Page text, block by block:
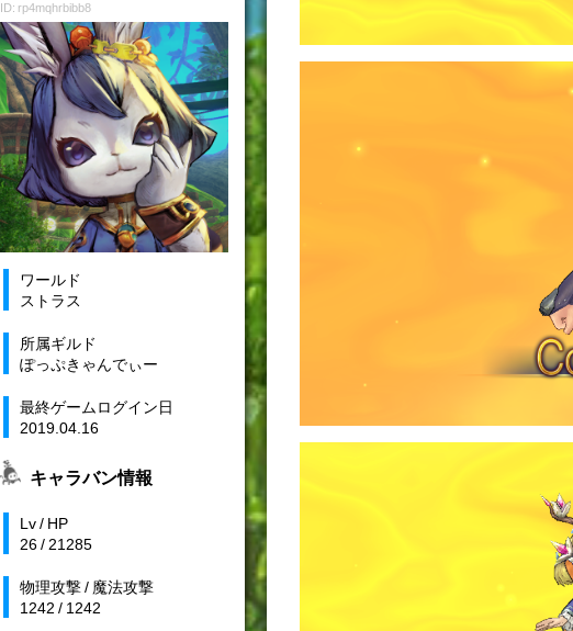
ID: rp4mqhrbibb8
ワールド
ストラス
所属ギルド
ぽっぷきゃんでぃー
最終ゲームログイン日
2019.04.16
キャラバン情報
Lv / HP
26 / 21285
物理攻撃 / 魔法攻撃
1242 / 1242